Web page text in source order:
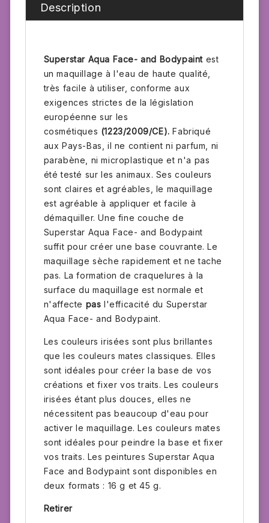
Description
Superstar Aqua Face- and Bodypaint est
un maquillage à l'eau de haute qualité,
très facile à utiliser, conforme aux
exigences strictes de la législation
européenne sur les
cosmétiques (1223/2009/CE). Fabriqué
aux Pays-Bas, il ne contient ni parfum, ni
parabène, ni microplastique et n'a pas
été testé sur les animaux. Ses couleurs
sont claires et agréables, le maquillage
est agréable à appliquer et facile à
démaquiller. Une fine couche de
Superstar Aqua Face- and Bodypaint
suffit pour créer une base couvrante. Le
maquillage sèche rapidement et ne tache
pas. La formation de craquelures à la
surface du maquillage est normale et
n'affecte pas l'efficacité du Superstar
Aqua Face- and Bodypaint.
Les couleurs irisées sont plus brillantes
que les couleurs mates classiques. Elles
sont idéales pour créer la base de vos
créations et fixer vos traits. Les couleurs
irisées étant plus douces, elles ne
nécessitent pas beaucoup d'eau pour
activer le maquillage. Les couleurs mates
sont idéales pour peindre la base et fixer
vos traits. Les peintures Superstar Aqua
Face and Bodypaint sont disponibles en
deux formats : 16 g et 45 g.
Retirer